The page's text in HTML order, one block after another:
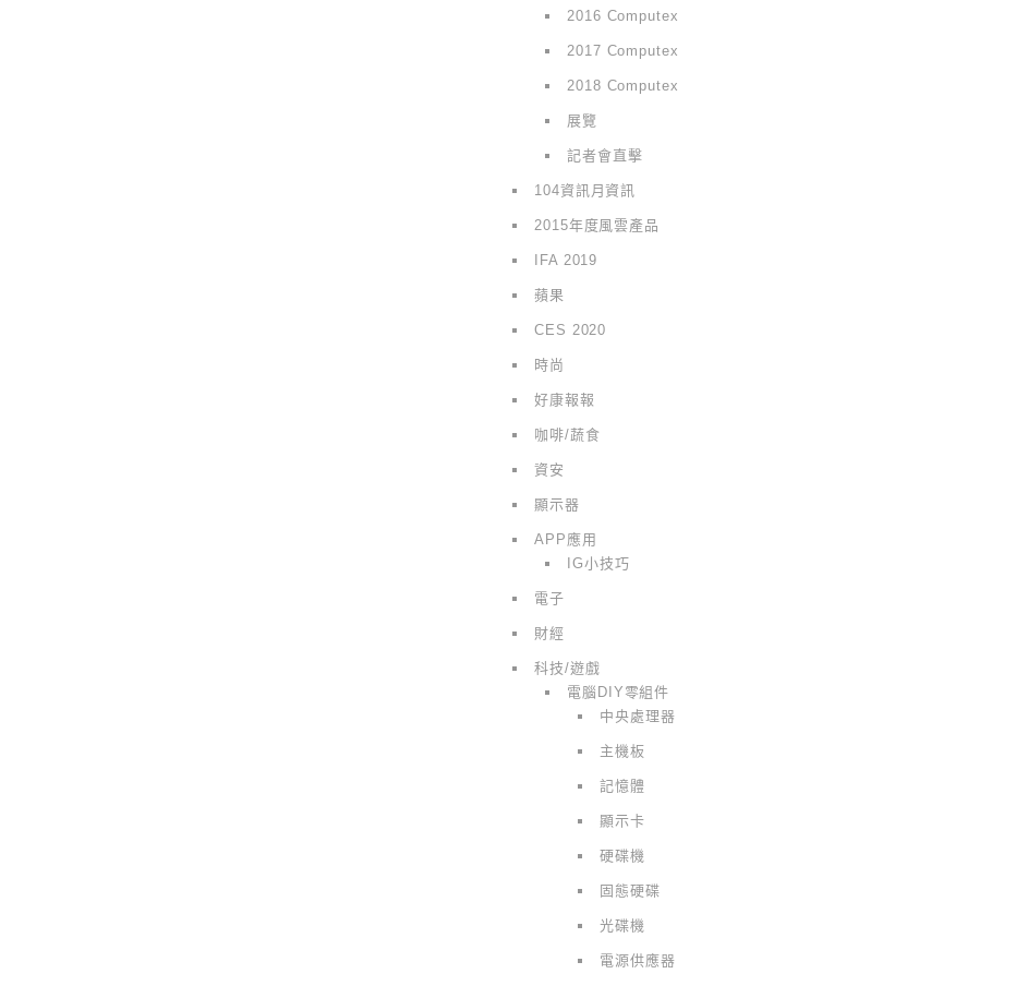
2016 Computex
2017 Computex
2018 Computex
展覽
記者會直擊
104資訊月資訊
2015年度風雲產品
IFA 2019
蘋果
CES 2020
時尚
好康報報
咖啡/蔬食
資安
顯示器
APP應用
IG小技巧
電子
財經
科技/遊戲
電腦DIY零組件
中央處理器
主機板
記憶體
顯示卡
硬碟機
固態硬碟
光碟機
電源供應器